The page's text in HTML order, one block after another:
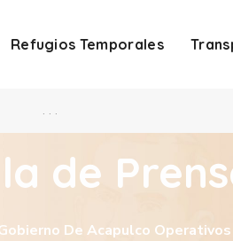
Refugios Temporales
. . .
de
De Acapulco